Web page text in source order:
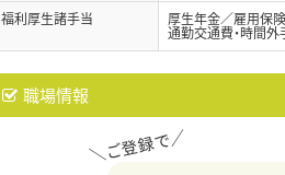
福利厚生諸手当
厚生年金／雇用保
通勤交通費・時間外
職場情報